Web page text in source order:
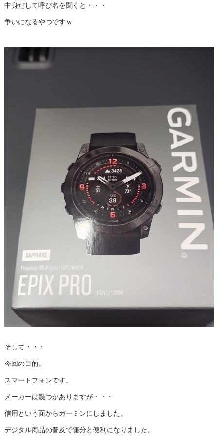
中身だして呼び名を聞くと・・・
争いになるやつですｗ
そして・・・
今回の目的。
スマートフォンです。
メーカーは幾つかありますが・・・
信用という面からガーミンにしました。
デジタル商品の普及で随分と便利になりました。